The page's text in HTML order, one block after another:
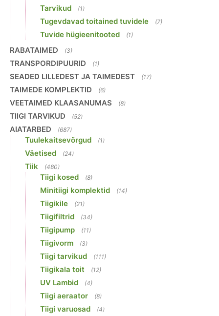
Tarvikud (1)
Tugevdavad toitained tuvidele (7)
Tuvide hügieenitooted (1)
RABATAIMED (3)
TRANSPORDIPUURID (1)
SEADED LILLEDEST JA TAIMEDEST (17)
TAIMEDE KOMPLEKTID (6)
VEETAIMED KLAASANUMAS (8)
TIIGI TARVIKUD (52)
AIATARBED (687)
Tuulekaitsevõrgud (1)
Väetised (24)
Tiik (480)
Tiigi kosed (8)
Minitiigi komplektid (14)
Tiigikile (21)
Tiigifiltrid (34)
Tiigipump (11)
Tiigivorm (3)
Tiigi tarvikud (111)
Tiigikala toit (12)
UV Lambid (4)
Tiigi aeraator (8)
Tiigi varuosad (4)